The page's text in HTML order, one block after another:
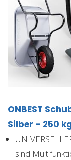
ONBEST
Silber – 250
sind